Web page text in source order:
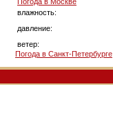
влажность:
давление:
ветер:
Погода в Санкт-Петербурге